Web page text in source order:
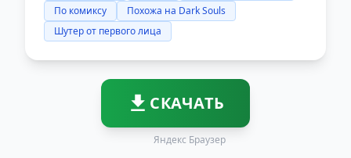
По комиксу
Похожа на Dark Souls
Шутер от первого лица
СКАЧАТЬ
Яндекс Браузер